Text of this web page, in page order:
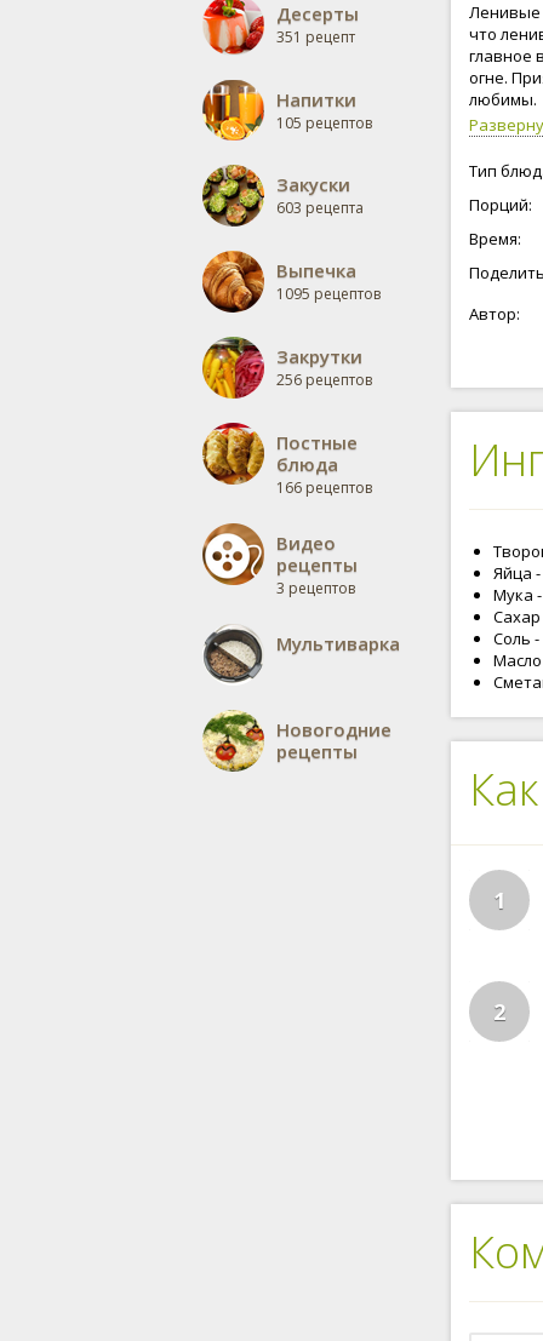
Десерты
351 рецепт
Напитки
105 рецептов
Закуски
603 рецепта
Выпечка
1095 рецептов
Закрутки
256 рецептов
Постные
блюда
166 рецептов
Видео
рецепты
3 рецептов
Мультиварка
Новогодние
рецепты
Ленивые
что
главное
огне.
любимы.
Тип
Порций:
Время:
Автор:
Яйца
Мука
Сахар
Соль
1
2